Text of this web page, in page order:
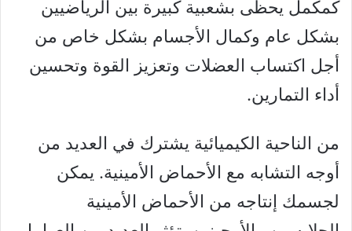
كمكمل يحظى بشعبية كبيرة بين الرياضيين
بشكل عام وكمال الأجسام بشكل خاص من
أجل اكتساب العضلات وتعزيز القوة وتحسين
أداء التمارين.
من الناحية الكيميائية يشترك في العديد من
أوجه التشابه مع الأحماض الأمينية. يمكن
لجسمك إنتاجه من الأحماض الأمينية